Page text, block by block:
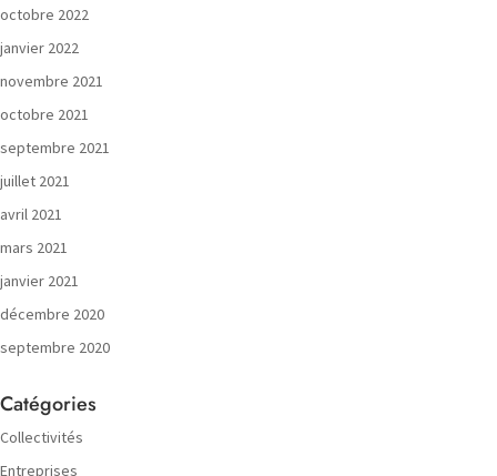
octobre 2022
janvier 2022
novembre 2021
octobre 2021
septembre 2021
juillet 2021
avril 2021
mars 2021
janvier 2021
décembre 2020
septembre 2020
Catégories
Collectivités
Entreprises